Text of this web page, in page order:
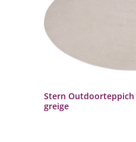
Stern Outdoorteppich
greige